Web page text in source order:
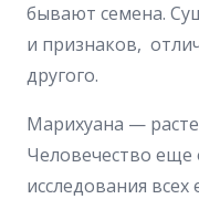
бывают семена.
и признаков,
другого.
Марихуана —
Человечество еще
исследования